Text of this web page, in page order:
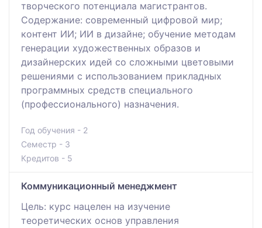
творческого потенциала магистрантов.
Содержание: современный цифровой мир;
контент ИИ; ИИ в дизайне; обучение методам
генерации художественных образов и
дизайнерских идей со сложными цветовыми
решениями с использованием прикладных
программных средств специального
(профессионального) назначения.
Год обучения - 2
Семестр - 3
Кредитов - 5
Коммуникационный менеджмент
Цель: курс нацелен на изучение
теоретических основ управления